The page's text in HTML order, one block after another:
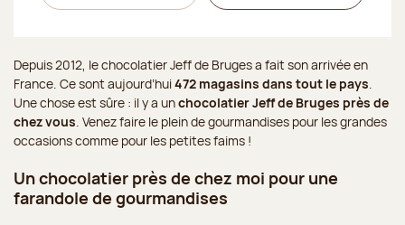
Depuis 2012, le chocolatier Jeff de Bruges a fait son arrivée en
France. Ce sont aujourd’hui472 magasins dans tout le pays.
Une chose est sûre : il y a unchocolatier Jeff de Bruges près de
chez vous. Venez faire le plein de gourmandises pour les grandes
occasions comme pour les petites faims !
Un chocolatier près de chez moi pour une
farandole de gourmandises